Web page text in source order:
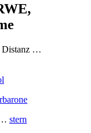
Distanz …
stern